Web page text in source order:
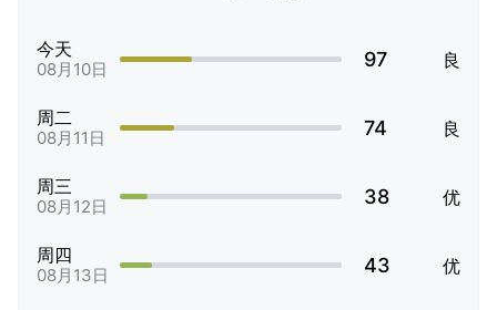
今天
08月10日 97 良
周二
08月11日 74 良
周三
08月12日 38 优
周四
08月13日 43 优